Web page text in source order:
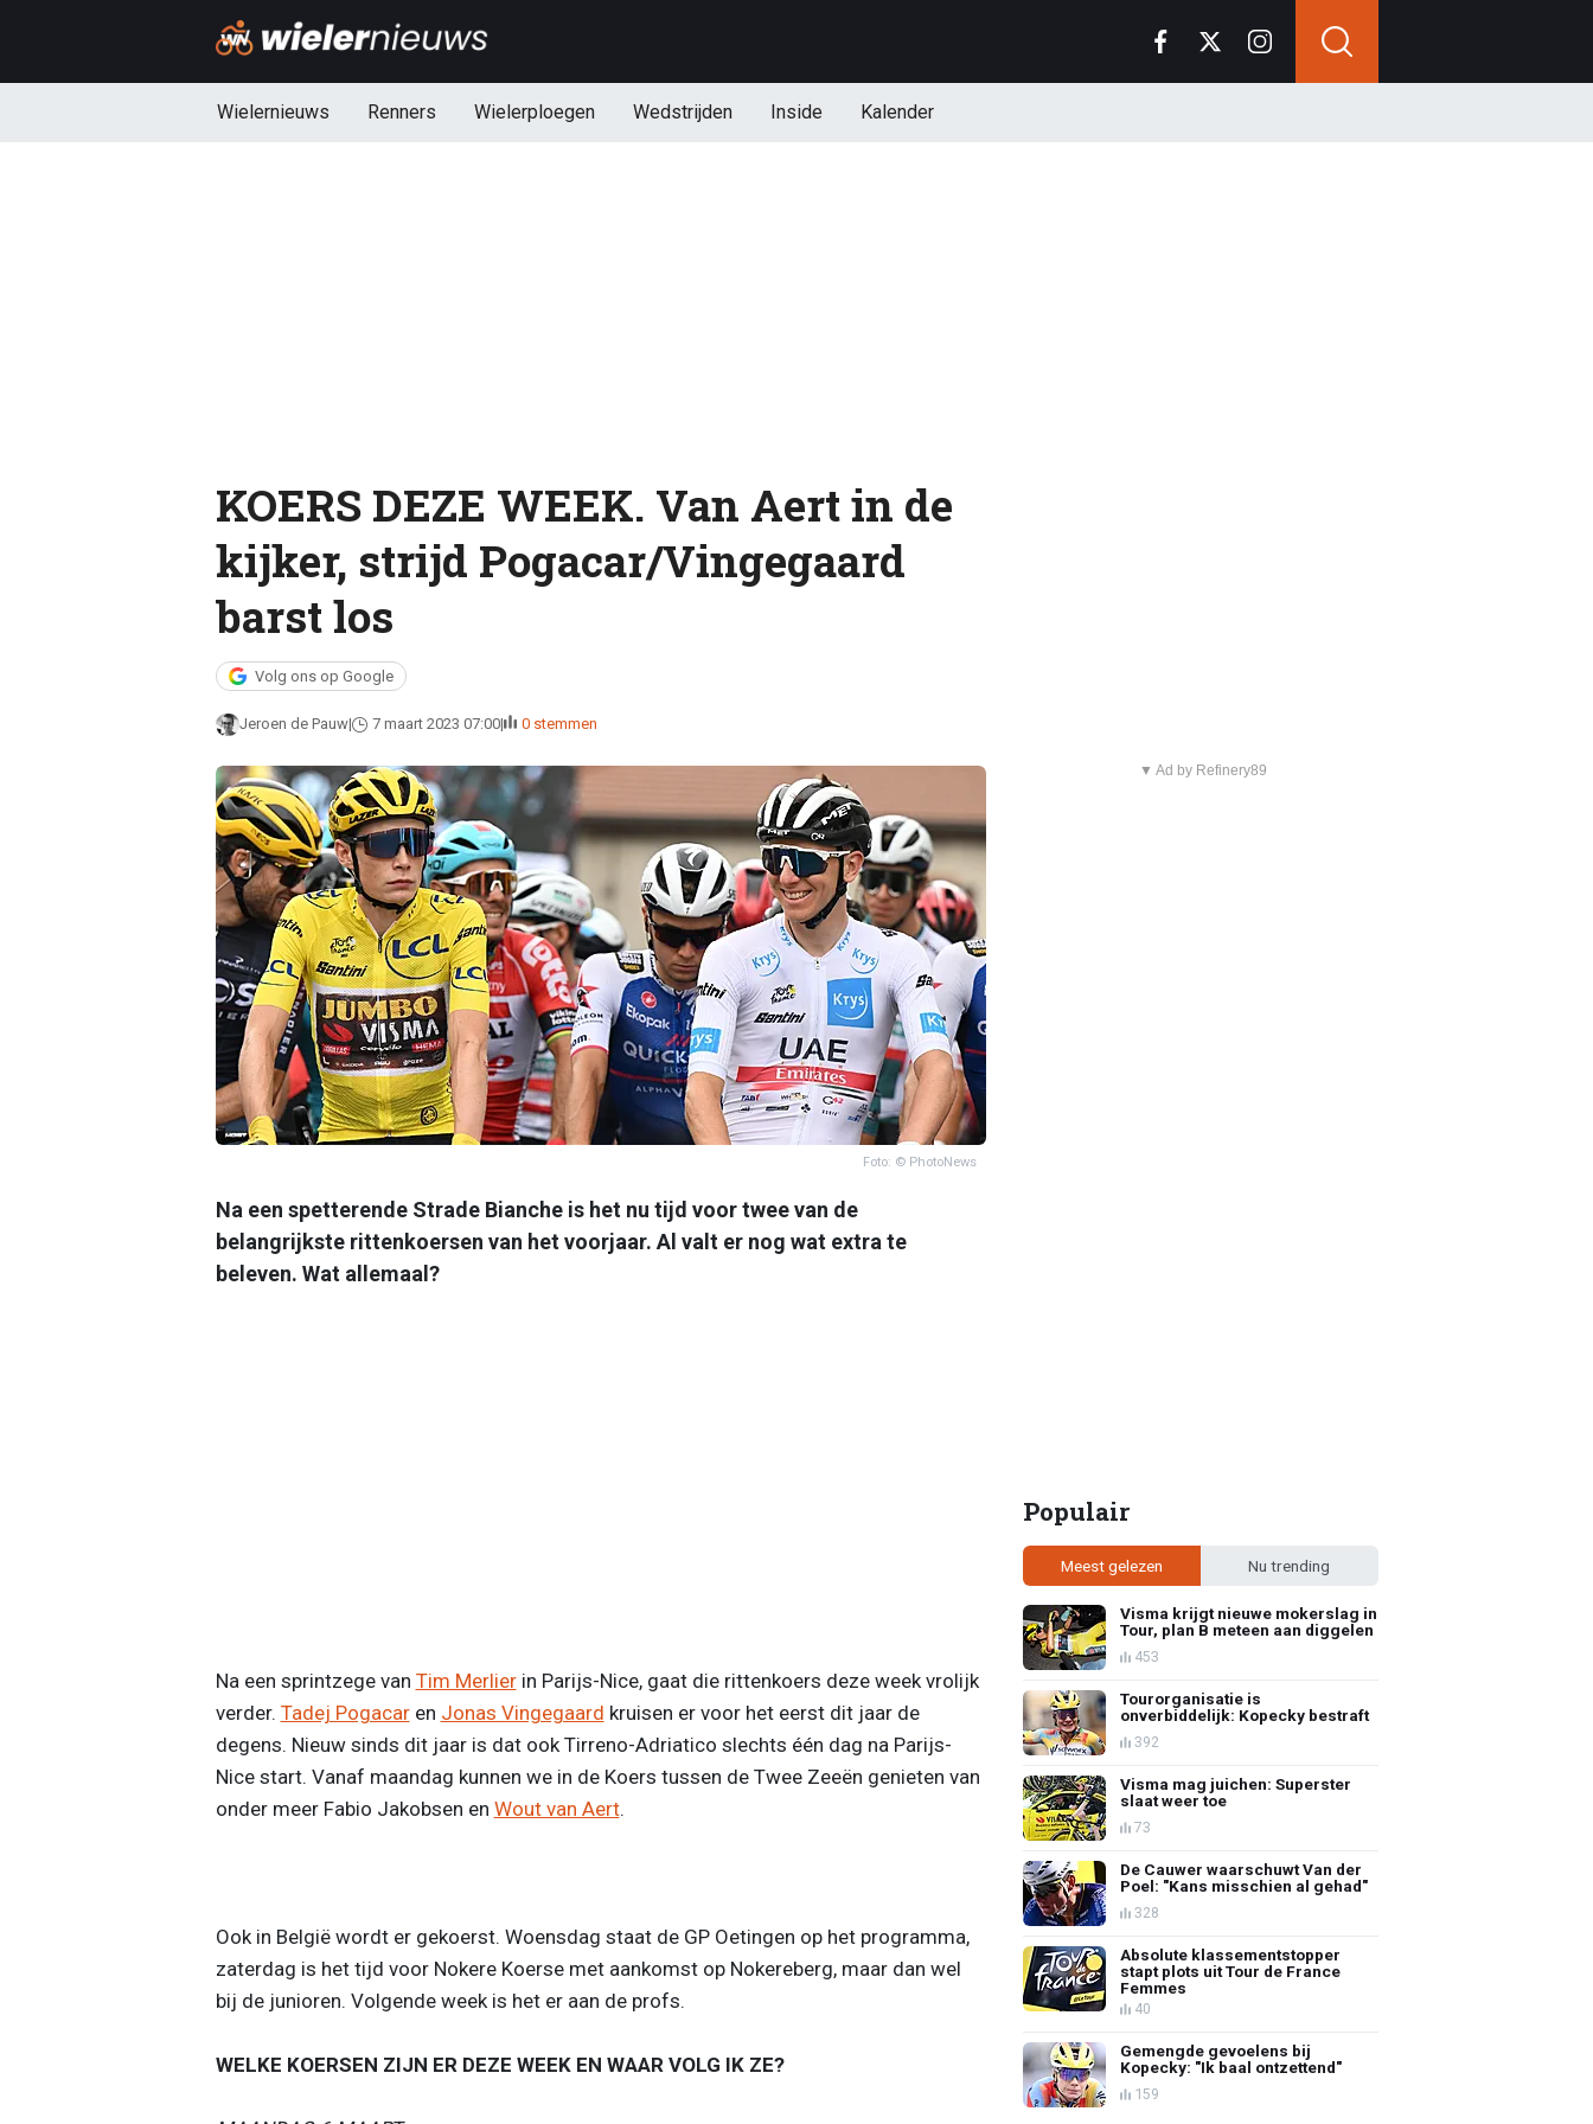
Wielernieuws Renners Wielerploegen Wedstrijden Inside Kalender
KOERS DEZE WEEK. Van Aert in de
kijker, strijd Pogacar/Vingegaard
barst los
Volg ons op Google
Jeroen de Pauw 7 maart 2023 07:00 0 stemmen
Foto: © PhotoNews
Na een spetterende Strade Bianche is het nu tijd voor twee van de
belangrijkste rittenkoersen van het voorjaar. Al valt er nog wat extra te
beleven. Wat allemaal?
Na een sprintzege van Tim Merlierin Parijs-Nice, gaat die rittenkoers deze week vrolijk
verder. Tadej Pogacaren Jonas Vingegaard kruisen er voor het eerst dit jaar de
degens. Nieuw sinds dit jaar is dat ook Tirreno-Adriatico slechts één dag na Parijs-
Nice start. Vanaf maandag kunnen we in de Koers tussen de Twee Zeeën genieten van
onder meer Fabio Jakobsen en Wout van Aert.
Ook in België wordt er gekoerst. Woensdag staat de GP Oetingen op het programma,
zaterdag is het tijd voor Nokere Koerse met aankomst op Nokereberg, maar dan wel
bij de junioren. Volgende week is het er aan de profs.
WELKE KOERSEN ZIJN ER DEZE WEEK EN WAAR VOLG IK ZE?
▼ Ad by Refinery89
Populair
Meest gelezen Nu trending
Visma krijgt nieuwe mokerslag in
Tour, plan B meteen aan diggelen
453
Tourorganisatie is
onverbiddelijk: Kopecky bestraft
392
Visma mag juichen: Superster
slaat weer toe
73
De Cauwer waarschuwt Van der
Poel: "Kans misschien al gehad"
328
Absolute klassementstopper
stapt plots uit Tour de France
Femmes
40
Gemengde gevoelens bij
Kopecky: "Ik baal ontzettend"
159